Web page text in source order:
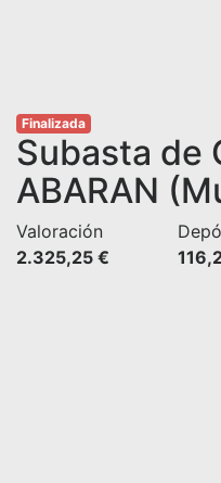
Finalizada
Subasta de
ABARAN
Valoración
2.325,25 €